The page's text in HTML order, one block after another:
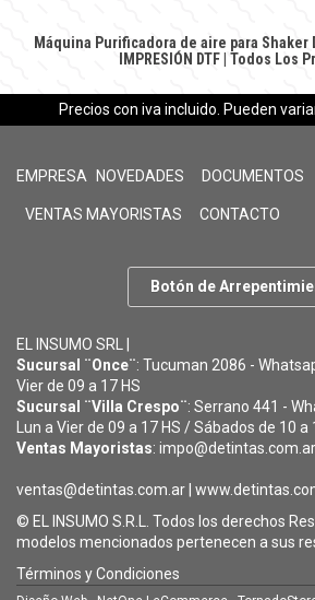
Máquina Purificadora de aire para Shaker
IMPRESIÓN DTF| Todos Los
Precios con iva incluido. Pueden
EMPRESA NOVEDADES DOCUMENTOS
VENTAS MAYORISTAS CONTACTO
Botón de
EL INSUMO SRL |
Sucursal ¨Once¨: Tucuman 2086 -
Vier de 09 a 17 HS
Sucursal ¨Villa Crespo¨: Serrano 441 -
Lun a Vier de 09 a 17 HS / Sábados de 10 a
Ventas Mayoristas: impo@detintas.com.ar
ventas@detintas.com.ar
© EL INSUMO S.R.L. Todos los derechos
modelos mencionados pertenecen a sus
Términos y Condiciones